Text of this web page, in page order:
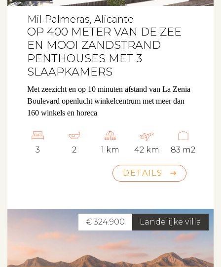
Mil Palmeras, Alicante
OP 400 METER VAN DE ZEE
EN MOOI ZANDSTRAND
PENTHOUSES MET 3
SLAAPKAMERS
Met zeezicht en op 10 minuten afstand van La Zenia
Boulevard openlucht winkelcentrum met meer dan
160 winkels en horeca
3 2 1 km 42 km 83 m2
DETAILS
Landelijke villa
€ 324.900